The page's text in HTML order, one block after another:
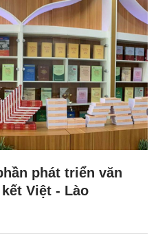
phát triển văn
Việt - Lào